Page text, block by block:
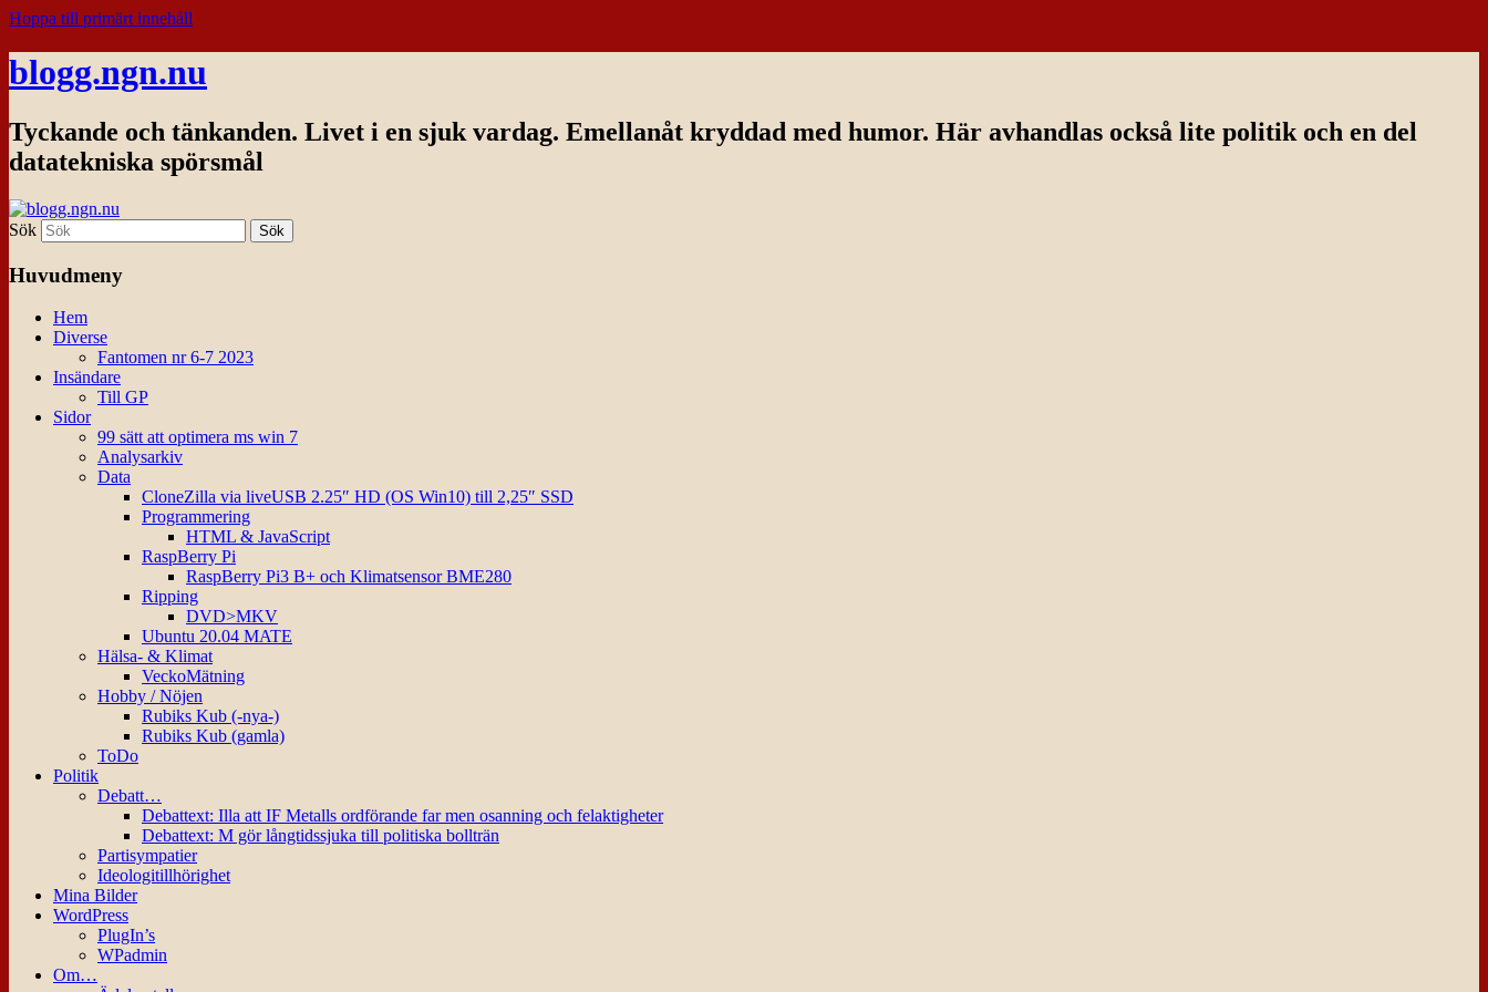
Hoppa till primärt innehåll
blogg.ngn.nu
Tyckande och tänkanden. Livet i en sjuk vardag. Emellanåt kryddad med humor. Här avhandlas också lite politik och en del
datatekniska spörsmål
Sök
Huvudmeny
Hem
Diverse
Fantomen nr 6-7 2023
Insändare
Till GP
Sidor
99 sätt att optimera ms win 7
Analysarkiv
Data
CloneZilla via liveUSB 2.25″ HD (OS Win10) till 2,25″ SSD
Programmering
HTML & JavaScript
RaspBerry Pi
RaspBerry Pi3 B+ och Klimatsensor BME280
Ripping
DVD>MKV
Ubuntu 20.04 MATE
Hälsa- & Klimat
VeckoMätning
Hobby / Nöjen
Rubiks Kub (-nya-)
Rubiks Kub (gamla)
ToDo
Politik
Debatt…
Debattext: Illa att IF Metalls ordförande far men osanning och felaktigheter
Debattext: M gör långtidssjuka till politiska bollträn
Partisympatier
Ideologitillhörighet
Mina Bilder
WordPress
PlugIn’s
WPadmin
Om…